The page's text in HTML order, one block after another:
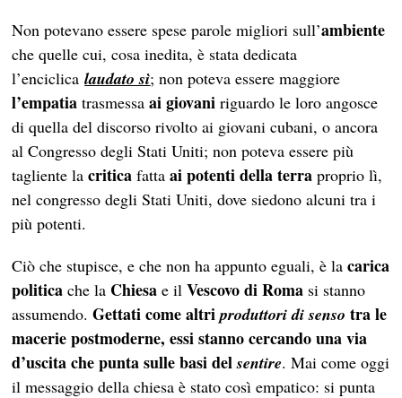
Non potevano essere spese parole migliori sull’ambiente
che quelle cui, cosa inedita, è stata dedicata
l’enciclicalaudato sì; non poteva essere maggiore
l’empatia trasmessaai giovani riguardo le loro angosce
di quella del discorso rivolto ai giovani cubani, o ancora
al Congresso degli Stati Uniti; non poteva essere più
tagliente lacritica fattaai potenti della terra proprio lì,
nel congresso degli Stati Uniti, dove siedono alcuni tra i
più potenti.
Ciò che stupisce, e che non ha appunto eguali, è lacarica
politicache la Chiesa e ilVescovo di Roma si stanno
assumendo. Gettati come altriproduttori di sensotra le
macerie postmoderne, essi stanno cercando una via
d’uscita che punta sulle basi delsentire. Mai come oggi
il messaggio della chiesa è stato così empatico: si punta